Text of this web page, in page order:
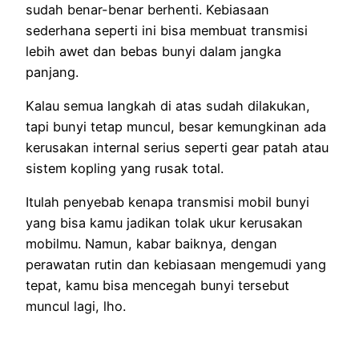
sudah benar-benar berhenti. Kebiasaan
sederhana seperti ini bisa membuat transmisi
lebih awet dan bebas bunyi dalam jangka
panjang.
Kalau semua langkah di atas sudah dilakukan,
tapi bunyi tetap muncul, besar kemungkinan ada
kerusakan internal serius seperti gear patah atau
sistem kopling yang rusak total.
Itulah penyebab kenapa transmisi mobil bunyi
yang bisa kamu jadikan tolak ukur kerusakan
mobilmu. Namun, kabar baiknya, dengan
perawatan rutin dan kebiasaan mengemudi yang
tepat, kamu bisa mencegah bunyi tersebut
muncul lagi, lho.